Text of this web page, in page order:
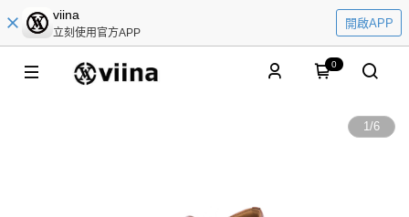
viina
立刻使用官方APP
開啟APP
0
1/6